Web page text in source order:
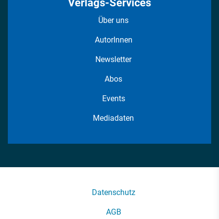
Verlags-Services
Über uns
AutorInnen
Newsletter
Abos
Events
Mediadaten
Datenschutz
AGB